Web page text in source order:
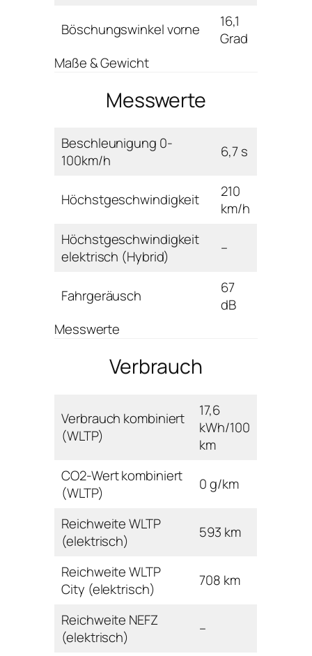
Böschungswinkel vorne
16,1
Grad
Maße & Gewicht
Messwerte
Beschleunigung 0-
100km/h
6,7 s
Höchstgeschwindigkeit
210
km/h
Höchstgeschwindigkeit
elektrisch (Hybrid)
–
Fahrgeräusch
67
dB
Messwerte
Verbrauch
Verbrauch kombiniert
(WLTP)
17,6
kWh/100
km
CO2-Wert kombiniert
(WLTP)
0 g/km
Reichweite WLTP
(elektrisch)
593 km
Reichweite WLTP
City (elektrisch)
708 km
Reichweite NEFZ
(elektrisch)
–